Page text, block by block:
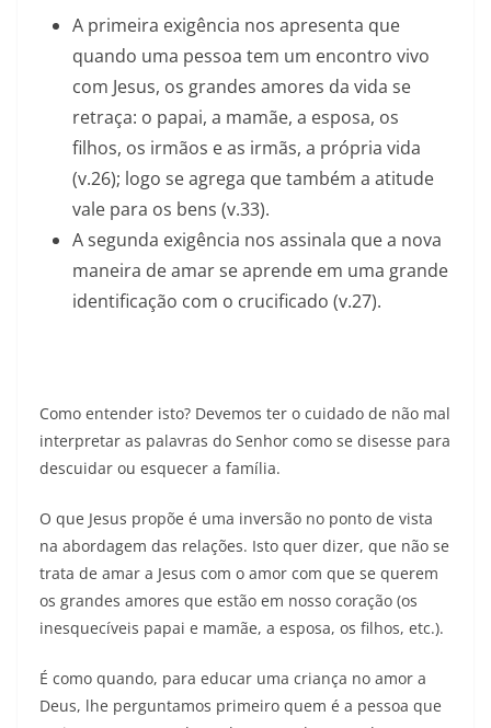
A primeira exigência nos apresenta que
quando uma pessoa tem um encontro vivo
com Jesus, os grandes amores da vida se
retraça: o papai, a mamãe, a esposa, os
filhos, os irmãos e as irmãs, a própria vida
(v.26); logo se agrega que também a atitude
vale para os bens (v.33).
A segunda exigência nos assinala que a nova
maneira de amar se aprende em uma grande
identificação com o crucificado (v.27).
Como entender isto? Devemos ter o cuidado de não mal
interpretar as palavras do Senhor como se disesse para
descuidar ou esquecer a família.
O que Jesus propõe é uma inversão no ponto de vista
na abordagem das relações. Isto quer dizer, que não se
trata de amar a Jesus com o amor com que se querem
os grandes amores que estão em nosso coração (os
inesquecíveis papai e mamãe, a esposa, os filhos, etc.).
É como quando, para educar uma criança no amor a
Deus, lhe perguntamos primeiro quem é a pessoa que